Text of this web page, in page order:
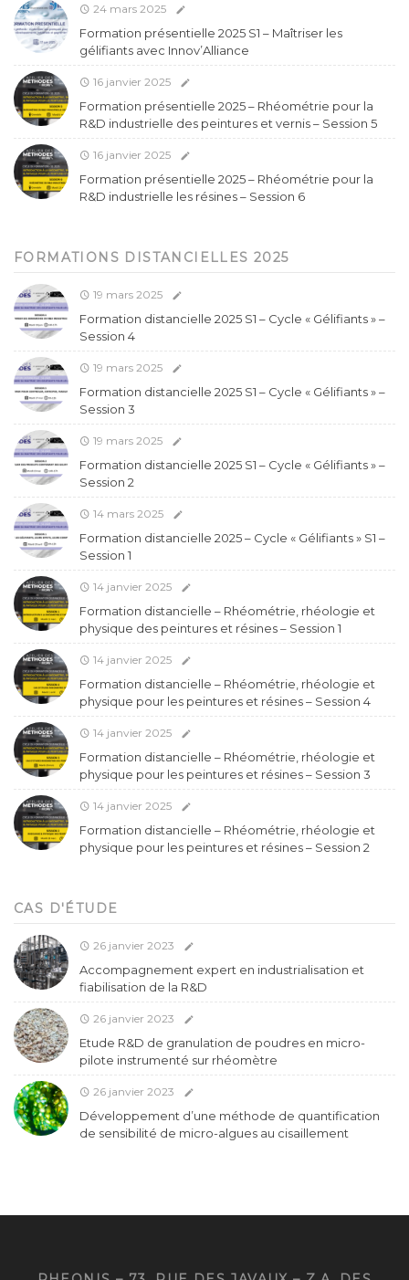
24 mars 2025
Formation présentielle 2025 S1 – Maîtriser les
gélifiants avec Innov’Alliance
16 janvier 2025
Formation présentielle 2025 – Rhéométrie pour la
R&D industrielle des peintures et vernis – Session 5
16 janvier 2025
Formation présentielle 2025 – Rhéométrie pour la
R&D industrielle les résines – Session 6
FORMATIONS DISTANCIELLES 2025
19 mars 2025
Formation distancielle 2025 S1 – Cycle « Gélifiants » –
Session 4
19 mars 2025
Formation distancielle 2025 S1 – Cycle « Gélifiants » –
Session 3
19 mars 2025
Formation distancielle 2025 S1 – Cycle « Gélifiants » –
Session 2
14 mars 2025
Formation distancielle 2025 – Cycle « Gélifiants » S1 –
Session 1
14 janvier 2025
Formation distancielle – Rhéométrie, rhéologie et
physique des peintures et résines – Session 1
14 janvier 2025
Formation distancielle – Rhéométrie, rhéologie et
physique pour les peintures et résines – Session 4
14 janvier 2025
Formation distancielle – Rhéométrie, rhéologie et
physique pour les peintures et résines – Session 3
14 janvier 2025
Formation distancielle – Rhéométrie, rhéologie et
physique pour les peintures et résines – Session 2
CAS D'ÉTUDE
26 janvier 2023
Accompagnement expert en industrialisation et
fiabilisation de la R&D
26 janvier 2023
Etude R&D de granulation de poudres en micro-
pilote instrumenté sur rhéomètre
26 janvier 2023
Développement d’une méthode de quantification
de sensibilité de micro-algues au cisaillement